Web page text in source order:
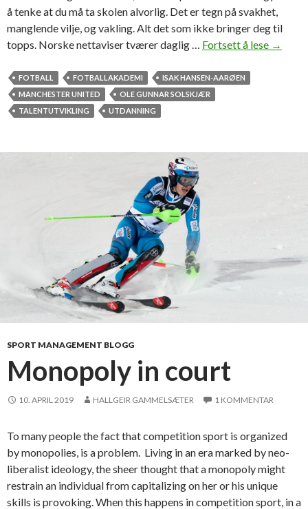
å tenke at du må ta skolen alvorlig. Det er tegn på svakhet,
manglende vilje, og vakling. Alt det som ikke bringer deg til
topps. Norske nettaviser tværer daglig … Fortsett å lese P
→
FOTBALL FOTBALLAKADEMI
ISAK HANSEN-AARØEN
MANCHESTER UNITED
OLE GUNNAR SOLSKJÆR
TALENTUTVIKLING
UTDANNING
SPORT MANAGEMENT BLOGG
Monopoly in court
10. APRIL 2019 HALLGEIR GAMMELSÆTER 1 KOMMENTAR
To many people the fact that competition sport is organized
by monopolies, is a problem. Living in an era marked by neo-
liberalist ideology, the sheer thought that a monopoly might
restrain an individual from capitalizing on her or his unique
skills is provoking. When this happens in competition sport, in a